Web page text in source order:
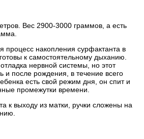
Вес 2900-3000 граммов, а есть
процесс накопления сурфактанта в
к самостоятельному дыханию.
нервной системы, но этот
и после рождения, в течение всего
есть свой режим дня, он спит и
промежутки времени.
к выходу из матки, ручки сложены на